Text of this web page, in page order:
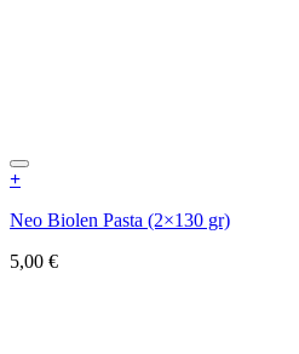
+
Neo Biolen Pasta (2×130 gr)
5,00 €